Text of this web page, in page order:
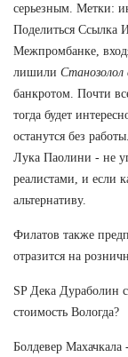
серьезным. Метки:
Поделиться Ссылка
Межпромбанке,
лишили Станозолол
банкротом. Почти
тогда будет
останутся без
Лука Паолини - не
реалистами, и если
альтернативу.
Филатов также
отразится на
SP Дека Дураболин
стоимость Вологда?
Болдевер Махачкала